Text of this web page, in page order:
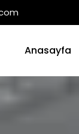
Anasayfa